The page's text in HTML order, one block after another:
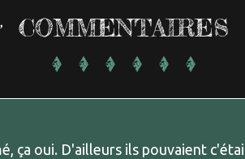
COMMENTAIRES
ça oui. D'ailleurs ils pouvaient